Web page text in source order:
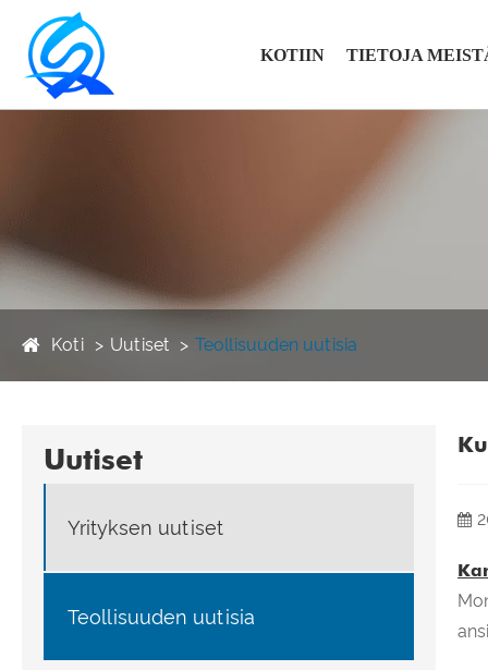
KOTIIN TIETOJA
Koti Uutiset Teollisuuden uutisia
Uutiset
Yrityksen uutiset
Teollisuuden uutisia